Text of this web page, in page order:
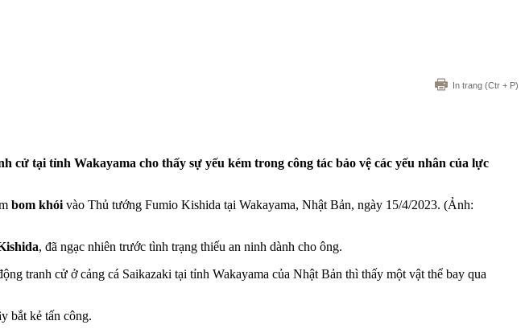
In trang (Ctr + P)
tại tỉnh Wakayama cho thấy sự yếu kém trong công tác bảo vệ các yếu nhân của lực
bom khói vào Thủ tướng Fumio Kishida tại Wakayama, Nhật Bản, ngày 15/4/2023. (Ảnh:
, đã ngạc nhiên trước tình trạng thiếu an ninh dành cho ông.
tranh cử ở cảng cá Saikazaki tại tỉnh Wakayama của Nhật Bản thì thấy một vật thể bay qua
bắt kẻ tấn công.